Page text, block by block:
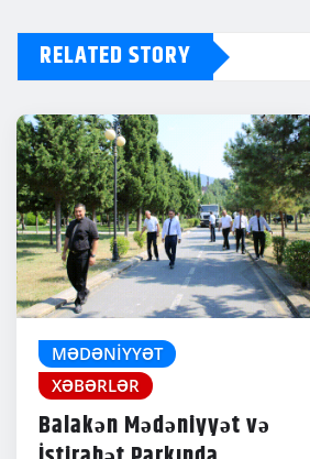
RELATED STORY
MƏDƏNIYYƏT
XƏBƏRLƏR
Balakən Mədəniyyət və